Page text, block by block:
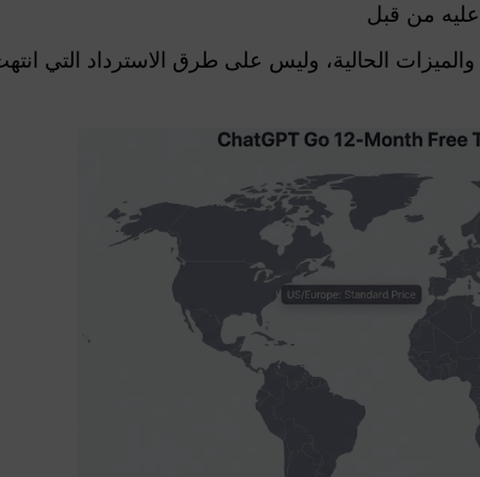
عليه من قبل
الحالية، وليس على طرق الاسترداد التي